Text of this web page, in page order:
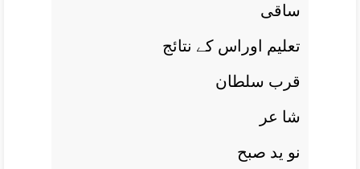
ساقی
تعليم اوراس کے نتائج
قرب سلطان
شا عر
نو يد صبح